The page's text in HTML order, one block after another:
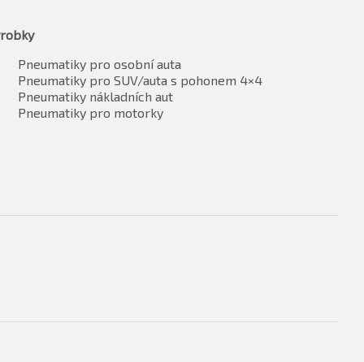
Pneumatiky pro osobní auta
Pneumatiky pro SUV/auta s pohonem 4×4
Pneumatiky nákladních aut
Pneumatiky pro motorky